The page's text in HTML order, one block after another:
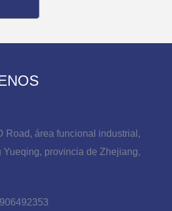
Road, área funcional industrial,
Yueqing, provincia de Zhejiang,